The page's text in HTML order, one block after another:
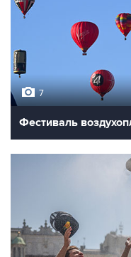
7
Фестиваль